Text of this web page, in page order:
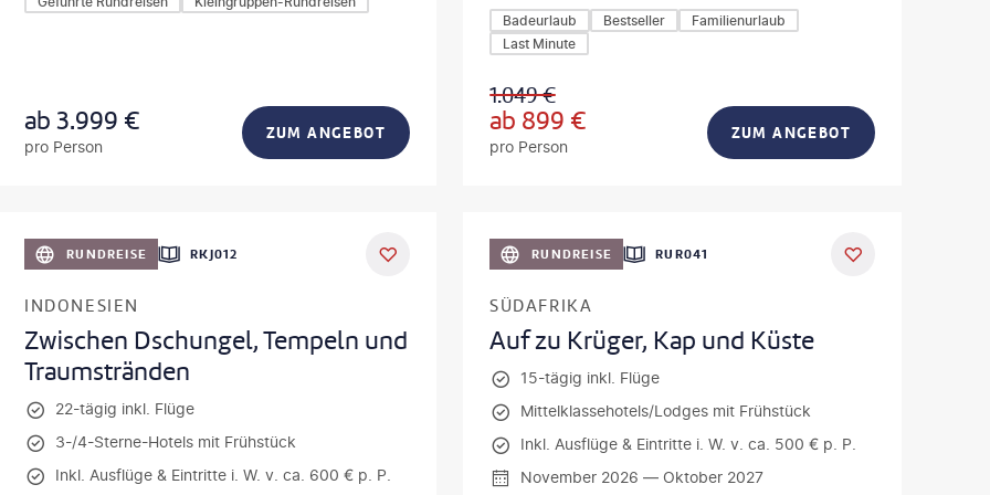
ab3.999 €
pro Person
ZUM ANGEBOT
Badeurlaub Bestseller
Familienurlaub
Last Minute
1.049€
ab 899 €
pro Person
ZUM ANGEBOT
RUNDREISE RKJ012
INDONESIEN
Zwischen Dschungel, Tempeln und
Traumstränden
22-tägig inkl. Flüge
3-/4-Sterne-Hotels mit Frühstück
Inkl. Ausflüge & Eintritte i. W. v. ca. 600 € p. P.
DEAL
RUNDREISE RUR041
SÜDAFRIKA
Auf zu Krüger, Kap und Küste
15-tägig inkl. Flüge
Mittelklassehotels/Lodges mit Frühstück
Inkl. Ausflüge & Eintritte i. W. v. ca. 500 € p. P.
November 2026 — Oktober 2027